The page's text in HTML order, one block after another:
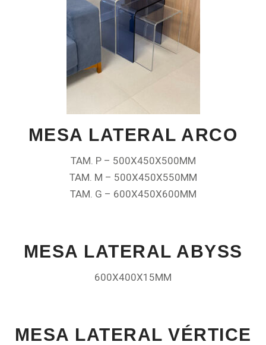
MESA LATERAL ARCO
TAM. P – 500X450X500MM
TAM. M – 500X450X550MM
TAM. G – 600X450X600MM
MESA LATERAL ABYSS
600X400X15MM
MESA LATERAL VÉRTICE